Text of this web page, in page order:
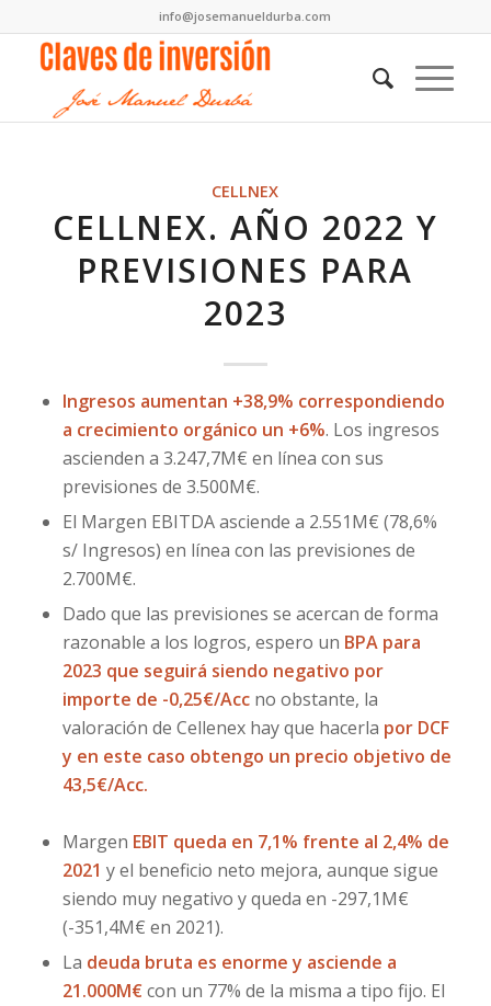
info@josemanueldurba.com
CELLNEX
CELLNEX. AÑO 2022 Y
PREVISIONES PARA
2023
Ingresos aumentan +38,9% correspondiendo
a crecimiento orgánico un +6%. Los ingresos
ascienden a 3.247,7M€ en línea con sus
previsiones de 3.500M€.
El Margen EBITDA asciende a 2.551M€ (78,6%
s/ Ingresos) en línea con las previsiones de
2.700M€.
Dado que las previsiones se acercan de forma
razonable a los logros, espero un BPA para
2023 que seguirá siendo negativo por
importe de -0,25€/Accno obstante, la
valoración de Cellenex hay que hacerla por DCF
y en este caso obtengo un precio objetivo de
43,5€/Acc.
Margen EBIT queda en 7,1% frente al 2,4% de
2021 y el beneficio neto mejora, aunque sigue
siendo muy negativo y queda en -297,1M€
(-351,4M€ en 2021).
La deuda bruta es enorme y asciende a
21.000M€con un 77% de la misma a tipo fijo. El